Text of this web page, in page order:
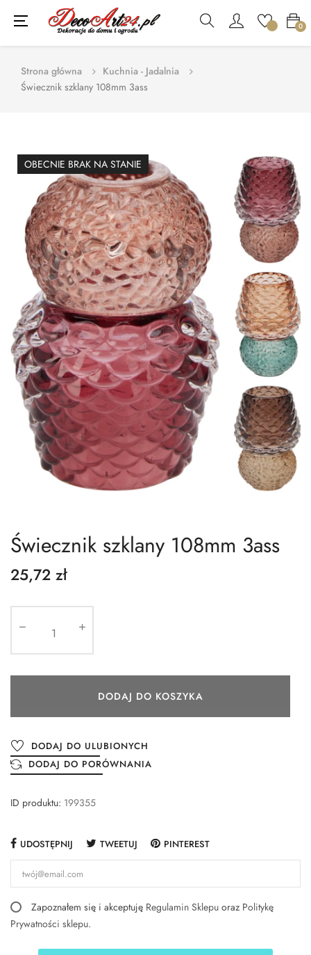
0
Toggle
navigation
☰
Strona główna
Kuchnia - Jadalnia
Świecznik szklany 108mm 3ass
OBECNIE BRAK NA STANIE
Świecznik szklany 108mm 3ass
25,72 zł
DODAJ DO KOSZYKA
DODAJ DO ULUBIONYCH
DODAJ DO PORÓWNANIA
ID produktu: 199355
UDOSTĘPNIJ TWEETUJ PINTEREST
Zapoznałem się i akceptuję Regulamin Sklepu oraz Politykę
Prywatności sklepu.